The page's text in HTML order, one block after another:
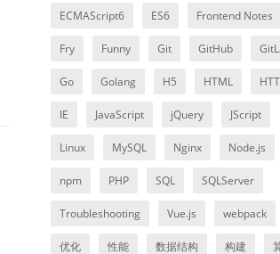
ECMAScript6 ES6 Frontend Notes
Fry Funny Git GitHub
Go Golang H5 HTML
IE JavaScript jQuery JScript
Linux MySQL Nginx Node.js
npm PHP SQL SQLServer
Troubleshooting Vue.js webpack
优化 性能 数据结构 构建